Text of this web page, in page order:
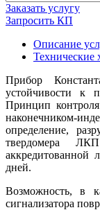
Заказать услугу
Запросить КП
Описание
Технические
Прибор
устойчивости к
Принцип
наконечником-
определение,
твердомера
дней.
Возможность, в
сигнализатора